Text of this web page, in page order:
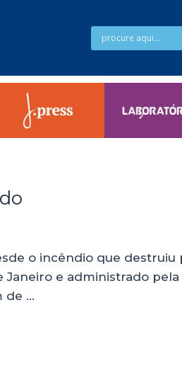
o incêndio que destruiu
Janeiro e administrado
de …